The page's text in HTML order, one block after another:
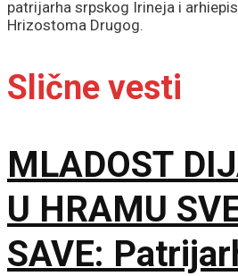
patrijarha srpskog Irineja i
Hrizostoma Drugog.
Slične vesti
MLADOST
U HRAMU
SAVE: